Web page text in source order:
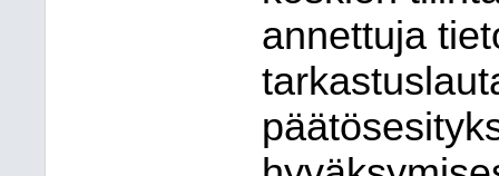
annettuja